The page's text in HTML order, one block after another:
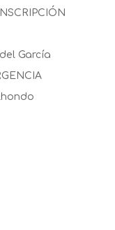
García